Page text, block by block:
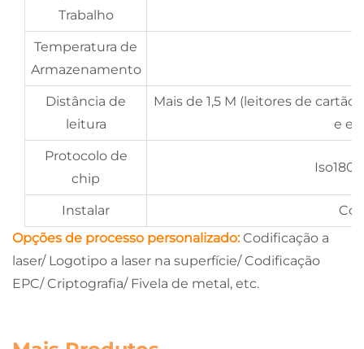
Trabalho
Temperatura de
Armazenamento
Distância de
leitura
Mais de 1,5 M (leitores de
e
Protocolo de
chip
Instalar
Opções de processo personalizado:Codificação a
laser/ Logotipo a laser na superfície/ Codificação
EPC/ Criptografia/ Fivela de metal, etc.